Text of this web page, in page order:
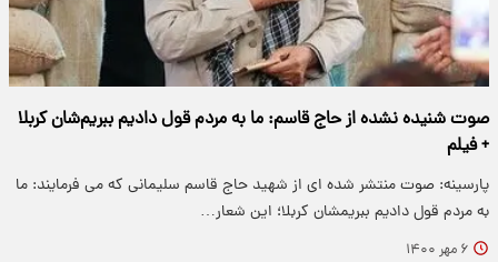
صوت شنیده نشده از حاج قاسم: ما به مردم قول دادیم ببریم‌شان کربلا
+ فیلم
پارسینه: صوت منتشر شده ای از شهید حاج قاسم سلیمانی که می فرمایند: ما
به مردم قول دادیم ببریمشان کربلا؛ این شعار…
۶ مهر ۱۴۰۰